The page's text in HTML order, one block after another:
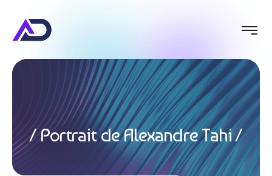
Portrait de Alexandre Tahi